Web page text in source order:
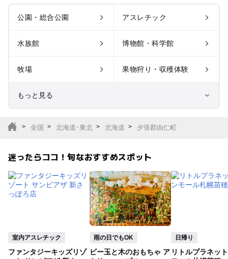
公園・総合公園 アスレチック
水族館 博物館・科学館
牧場 果物狩り・収穫体験
もっと見る
サファリパーク
植物園・フラワーパー
ク
バーベキュー
釣り 自然景観
全国 北海道･東北 北海道 夕張郡由仁町
迷ったらココ！旬なおすすめスポット
室内アスレチック
ファンタジーキッズリゾ
雨の日でもOK
ビー玉と木のおもちゃ ア
日帰り
リトルプラネッ